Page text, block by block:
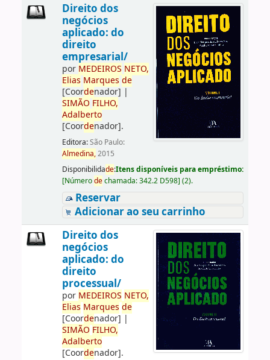
Direito dos
negócios
aplicado: do
direito
empresarial/
por MEDEIROS NETO,
Elias Marques de
[Coordenador] |
SIMÃO FILHO,
Adalberto
[Coordenador].
Editora:São Paulo:
Almedina,2015
Disponibilidade:Itens disponíveis para empréstimo:
[Númerodechamada:342.2 D598] (2).
Reservar
Adicionar ao seu carrinho
Direito dos
negócios
aplicado: do
direito
processual/
por MEDEIROS NETO,
Elias Marques de
[Coordenador] |
SIMÃO FILHO,
Adalberto
[Coordenador].